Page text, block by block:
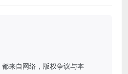
来自网络，版权争议与本